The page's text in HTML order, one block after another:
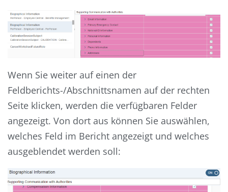
Wenn Sie weiter auf einen der
Feldberichts-/Abschnittsnamen auf der rechten
Seite klicken, werden die verfügbaren Felder
angezeigt. Von dort aus können Sie auswählen,
welches Feld im Bericht angezeigt und welches
ausgeblendet werden soll: